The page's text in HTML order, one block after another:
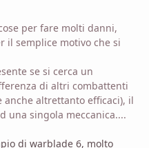
per fare molti danni,
il semplice motivo che si
se si cerca un
di altri combattenti
anche altrettanto efficaci), il
una singola meccanica....
di warblade 6, molto